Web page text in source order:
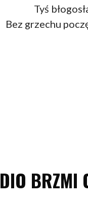
Tyś
Bez grzechu
BRZMI